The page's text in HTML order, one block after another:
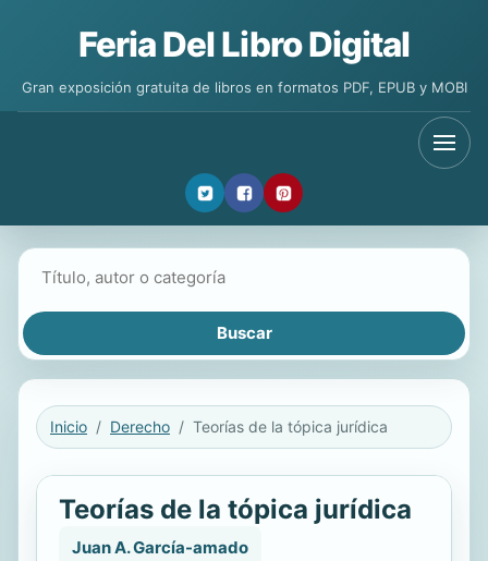
Feria Del Libro Digital
Gran exposición gratuita de libros en formatos PDF, EPUB y MOBI
Inicio Derecho Teorías de la tópica jurídica
Teorías de la tópica jurídica
Juan A. García-amado